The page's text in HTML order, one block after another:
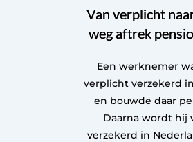
Van verplicht
weg aftrek
Een werknemer
verplicht verzekerd
en bouwde daar
Daarna wordt hij
verzekerd in